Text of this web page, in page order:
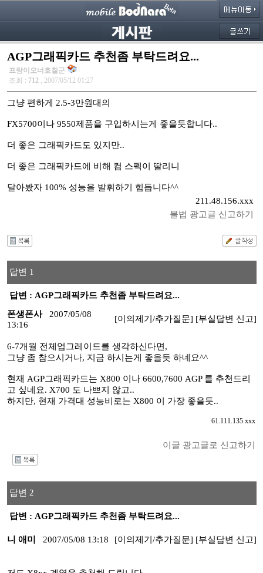
AGP그래픽카드 추천좀 부탁드려요...
프랑이오너호칠군
조회 : 712 , 2007/05/12 01:27
그냥 편하게 2.5-3만원대의
FX5700이나 9550제품을 구입하시는게 좋을듯합니다..
더 좋은 그래픽카드도 있지만..
더 좋은 그래픽카드에 비해 컴 스펙이 딸리니
달아봤자 100% 성능을 발휘하기 힘듭니다^^
211.48.156.xxx
불법 광고글 신고하기
답변 1
답변 : AGP그래픽카드 추천좀 부탁드려요...
폰생폰사
2007/05/08
13:16
[이의제기/추가질문] [부실답변 신고]
6-7개월 전체업그레이드를 생각하신다면,
그냥 좀 참으시거나, 지금 하시는게 좋을듯 하네요^^
현재 AGP그래픽카드는 X800 이나 6600,7600 AGP 를 추천드리
고 싶네요. X700 도 나쁘지 않고..
하지만, 현재 가격대 성능비로는 X800 이 가장 좋을듯..
61.111.135.xxx
이글 광고글로 신고하기
답변 2
답변 : AGP그래픽카드 추천좀 부탁드려요...
니 애미 2007/05/08 13:18 [이의제기/추가질문] [부실답변 신고]